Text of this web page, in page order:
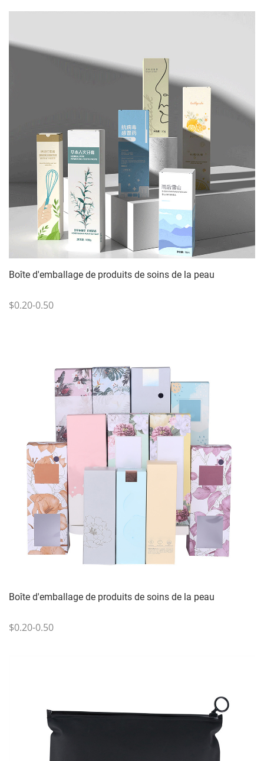
Boîte d'emballage de produits de soins de la peau
$0.20-0.50
Boîte d'emballage de produits de soins de la peau
$0.20-0.50